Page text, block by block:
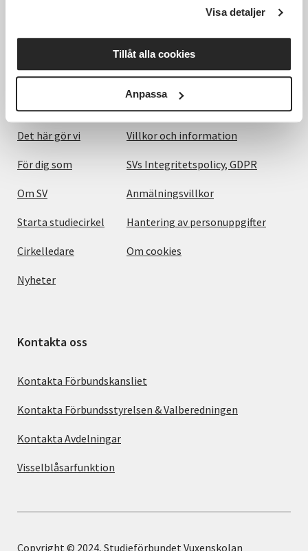
Visa detaljer
Tillåt alla cookies
Anpassa
samhällsaktör som bidrar till demokrati och
delaktighet, positiv och hållbar utveckling för
Det här gör vi
För dig som
Om SV
Starta studiecirkel
Cirkelledare
Nyheter
Om webbplatsen
Villkor och information
SVs Integritetspolicy, GDPR
Anmälningsvillkor
Hantering av personuppgifter
Om cookies
Kontakta oss
Kontakta Förbundskansliet
Kontakta Förbundsstyrelsen & Valberedningen
Kontakta Avdelningar
Visselblåsarfunktion
Copyright © 2024, Studieförbundet Vuxenskolan